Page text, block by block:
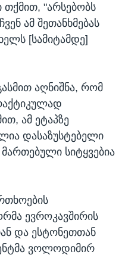
თქმით, "არსებობს
ამ შეთანხმებას
[სამიტამდე]
აღნიშნა, რომ
ამ ეტაპზე
დასაზუსტებელი
მართებული სიტყვებია
ევროკავშირის
და ესტონეთთან
ვოლოდიმირ